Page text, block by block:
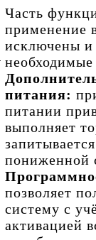
Часть
применение
исключены и
питания:
питании
выполняет
пониженной
позволяет
систему с
активацией